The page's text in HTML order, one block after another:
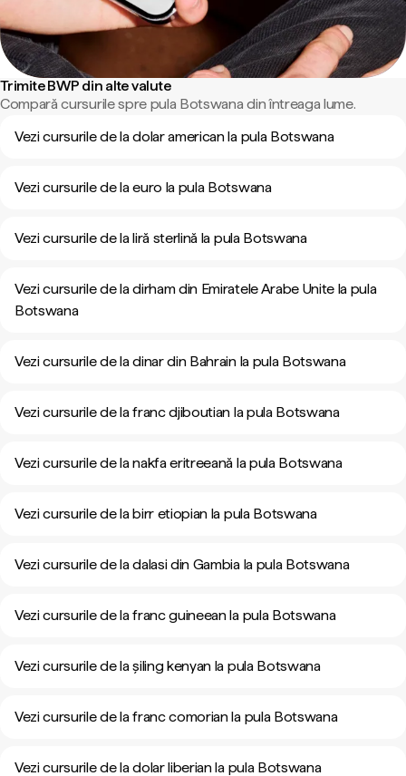
Trimite BWP din alte valute
Compară cursurile spre pula Botswana din întreaga lume.
Vezi cursurile de la dolar american la pula Botswana
Vezi cursurile de la euro la pula Botswana
Vezi cursurile de la liră sterlină la pula Botswana
Vezi cursurile de la dirham din Emiratele Arabe Unite la pula
Botswana
Vezi cursurile de la dinar din Bahrain la pula Botswana
Vezi cursurile de la franc djiboutian la pula Botswana
Vezi cursurile de la nakfa eritreeană la pula Botswana
Vezi cursurile de la birr etiopian la pula Botswana
Vezi cursurile de la dalasi din Gambia la pula Botswana
Vezi cursurile de la franc guineean la pula Botswana
Vezi cursurile de la șiling kenyan la pula Botswana
Vezi cursurile de la franc comorian la pula Botswana
Vezi cursurile de la dolar liberian la pula Botswana